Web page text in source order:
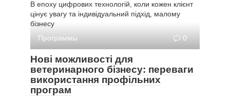
В епоху цифрових технологій, коли кожен клієнт
цінує увагу та індивідуальний підхід, малому
бізнесу
Программы
0
Нові можливості для
ветеринарного бізнесу: переваги
використання профільних
програм